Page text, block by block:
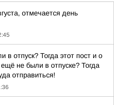
отмечается день
в отпуск? Тогда этот пост и о
не были в отпуске? Тогда
отправиться!